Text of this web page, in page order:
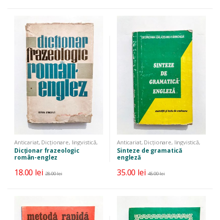
Anticariat, Dicționare, lingvistică,
limbi străine
Dicționar frazeologic
român-englez
18.00 lei 28.00lei
Anticariat, Dicționare, lingvistică,
limbi străine Manuale, auxiliare,
cursuri
Sinteze de gramatică
engleză
35.00 lei 45.00lei